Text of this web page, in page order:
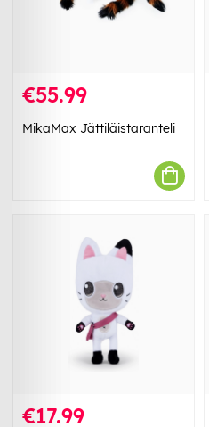
€55.99
MikaMax Jättiläistaranteli
€17.99